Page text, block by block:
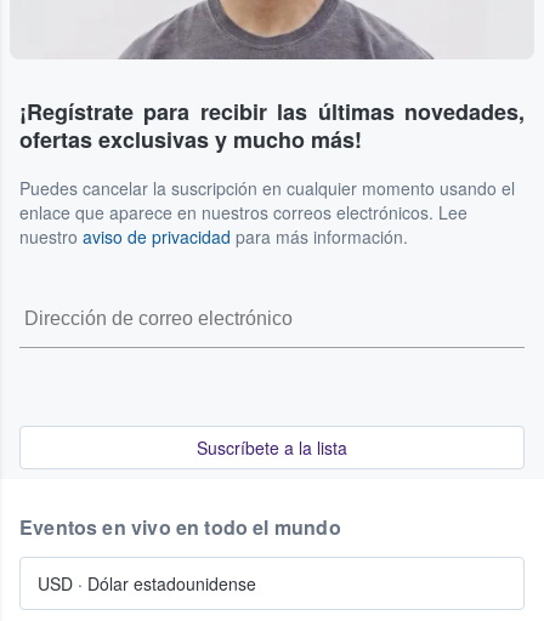
¡Regístrate para recibir las últimas novedades,
ofertas exclusivas y mucho más!
Puedes cancelar la suscripción en cualquier momento usando el
enlace que aparece en nuestros correos electrónicos. Lee
nuestro aviso de privacidad para más información.
Suscríbete a la lista
Eventos en vivo en todo el mundo
USD · Dólar estadounidense